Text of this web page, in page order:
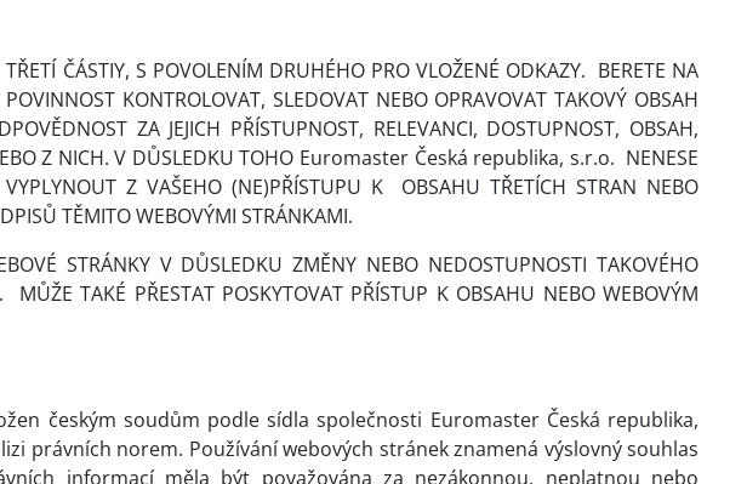
ČÁSTIY, S POVOLENÍM DRUHÉHO PRO VLOŽENÉ ODKAZY. BERETE NA
KONTROLOVAT, SLEDOVAT NEBO OPRAVOVAT TAKOVÝ OBSAH
ZA JEJICH PŘÍSTUPNOST, RELEVANCI, DOSTUPNOST, OBSAH,
Z NICH. V DŮSLEDKU TOHO Euromaster Česká republika, s.r.o. NENESE
Z VAŠEHO (NE)PŘÍSTUPU K
OBSAHU TŘETÍCH STRAN NEBO
TĚMITO WEBOVÝMI STRÁNKAMI.
STRÁNKY V DŮSLEDKU ZMĚNY NEBO NEDOSTUPNOSTI TAKOVÉHO
MŮŽE TAKÉ PŘESTAT POSKYTOVAT PŘÍSTUP K OBSAHU NEBO WEBOVÝM
českým soudům podle sídla společnosti Euromaster Česká republika,
právních norem. Používání webových stránek znamená výslovný souhlas
informací měla být považována za nezákonnou, neplatnou nebo